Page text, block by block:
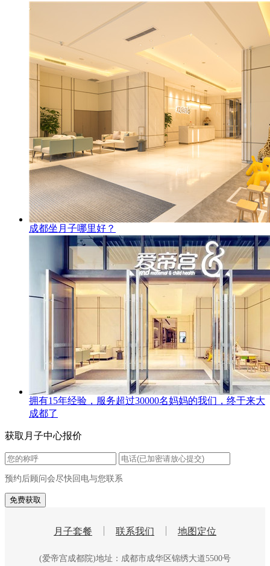
成都坐月子哪里好？
拥有15年经验，服务超过30000名妈妈的我们，终于来大
成都了
获取月子中心报价
预约后顾问会尽快回电与您联系
月子套餐 联系我们 地图定位
(爱帝宫成都院)地址：成都市成华区锦绣大道5500号